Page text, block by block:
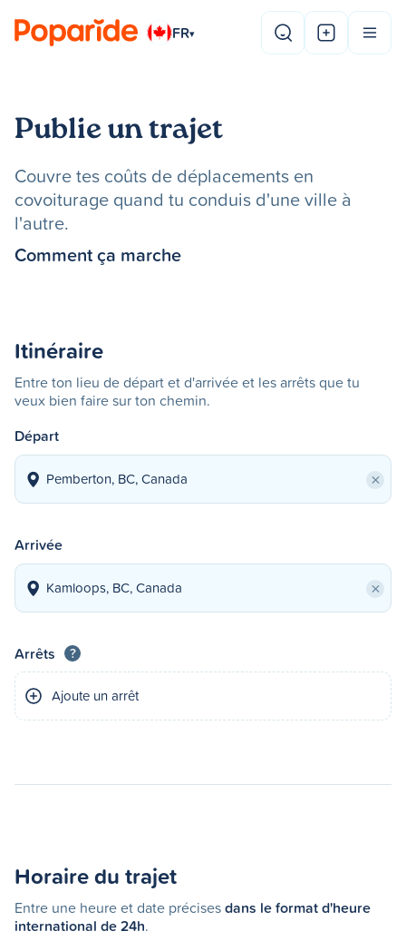
FR▾
Publie un trajet
Couvre tes coûts de déplacements en
covoiturage quand tu conduis d'une ville à
l'autre.
Comment ça marche
Itinéraire
Entre ton lieu de départ et d'arrivée et les arrêts que tu
veux bien faire sur ton chemin.
Départ
×
Arrivée
×
Arrêts ?
Ajoute un arrêt
Horaire du trajet
Entre une heure et date précisesdans le format d'heure
international de 24h.